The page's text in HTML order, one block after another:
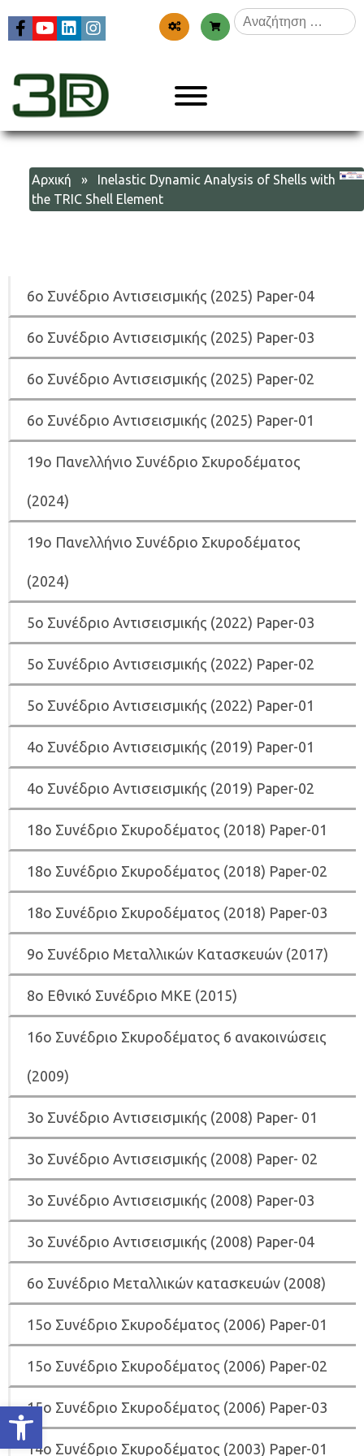
Ανοίξτε τη γραμμή εργαλείων
Αναζήτηση
για:
3dr
Αρχική » Inelastic Dynamic Analysis of Shells with
the TRIC Shell Element
6ο Συνέδριο Αντισεισμικής (2025) Paper-04
6ο Συνέδριο Αντισεισμικής (2025) Paper-03
6ο Συνέδριο Αντισεισμικής (2025) Paper-02
6ο Συνέδριο Αντισεισμικής (2025) Paper-01
19ο Πανελλήνιο Συνέδριο Σκυροδέματος
(2024)
19ο Πανελλήνιο Συνέδριο Σκυροδέματος
(2024)
5ο Συνέδριο Αντισεισμικής (2022) Paper-03
5o Συνέδριο Αντισεισμικής (2022) Paper-02
5ο Συνέδριο Αντισεισμικής (2022) Paper-01
4ο Συνέδριο Αντισεισμικής (2019) Paper-01
4ο Συνέδριο Αντισεισμικής (2019) Paper-02
18ο Συνέδριο Σκυροδέματος (2018) Paper-01
18ο Συνέδριο Σκυροδέματος (2018) Paper-02
18ο Συνέδριο Σκυροδέματος (2018) Paper-03
9ο Συνέδριο Μεταλλικών Κατασκευών (2017)
8ο Εθνικό Συνέδριο ΜΚΕ (2015)
16ο Συνέδριο Σκυροδέματος 6 ανακοινώσεις
(2009)
3o Συνέδριο Αντισεισμικής (2008) Paper- 01
3o Συνέδριο Αντισεισμικής (2008) Paper- 02
3o Συνέδριο Αντισεισμικής (2008) Paper-03
3o Συνέδριο Αντισεισμικής (2008) Paper-04
6o Συνέδριο Μεταλλικών κατασκευών (2008)
15o Συνέδριο Σκυροδέματος (2006) Paper-01
15o Συνέδριο Σκυροδέματος (2006) Paper-02
15o Συνέδριο Σκυροδέματος (2006) Paper-03
14ο Συνέδριο Σκυροδέματος (2003) Paper-01